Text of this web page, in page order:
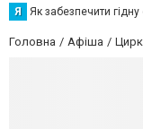
Я Як забезпечити гідну
Головна Афіша Цирк